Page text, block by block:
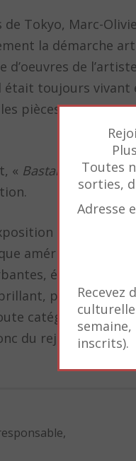
de Tokyo, Marc-
la démarche
d’oeuvres de
était toujours
pièces majeures
« Bastard Creature»
américain.
évoquant la
pleine/vide –
catégorie et
du rejet de la mort
Toutes
sorties,
Adresse
Recevez
inscrits).